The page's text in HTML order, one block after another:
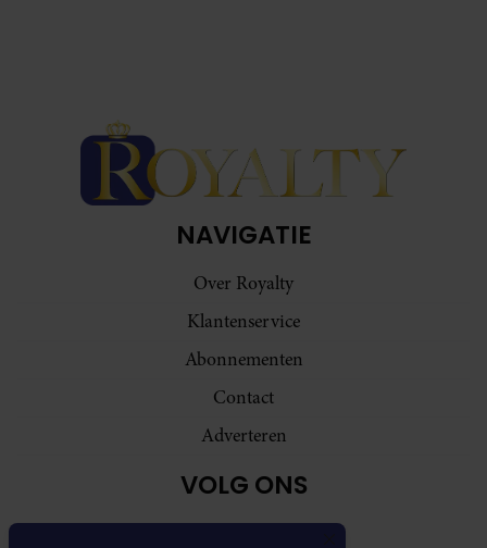
NAVIGATIE
Over Royalty
Klantenservice
Abonnementen
Contact
Adverteren
VOLG ONS